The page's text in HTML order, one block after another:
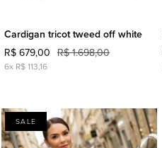
Cardigan tricot tweed off white
R$ 679,00 R$ 1.698,00
6x R$ 113,16
SALE